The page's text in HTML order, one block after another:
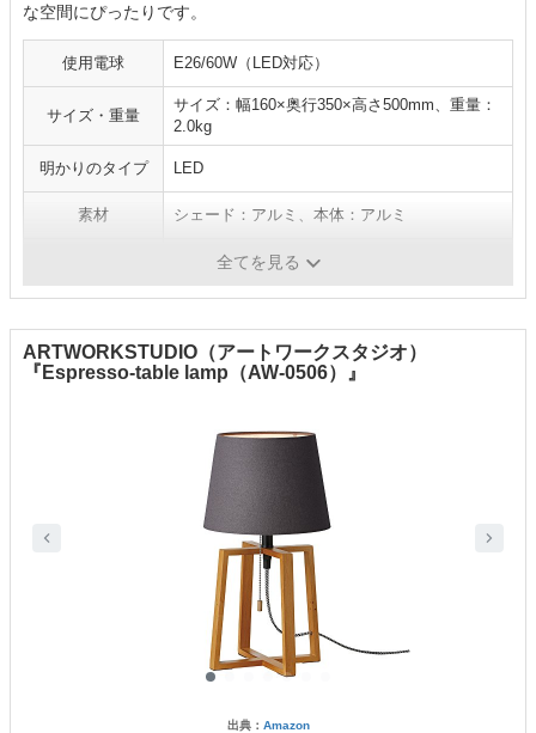
な空間にぴったりです。
使用電球 E26/60W（LED対応）
サイズ・重量
サイズ：幅160×奥行350×高さ500mm、重量：
2.0kg
明かりのタイプ LED
素材 シェード：アルミ、本体：アルミ
全てを見る
ARTWORKSTUDIO（アートワークスタジオ）
『Espresso-table lamp（AW-0506）』
出典： Amazon